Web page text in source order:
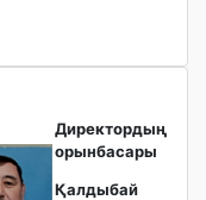
Директордың
орынбасары
Қалдыбай